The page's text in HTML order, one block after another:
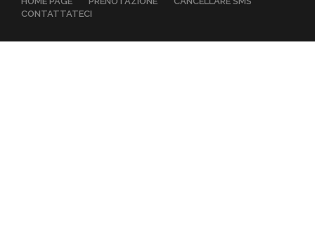
CONTATTATECI